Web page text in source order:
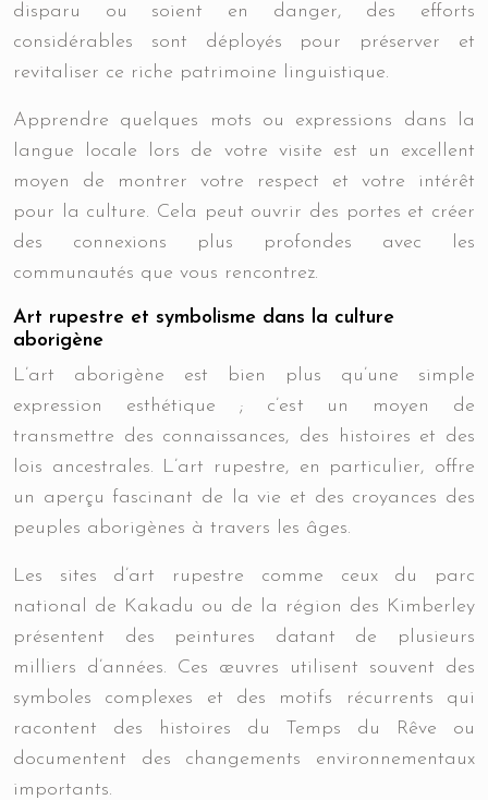
disparu ou soient en danger, des efforts
considérables sont déployés pour préserver et
revitaliser ce riche patrimoine linguistique.
Apprendre quelques mots ou expressions dans la
langue locale lors de votre visite est un excellent
moyen de montrer votre respect et votre intérêt
pour la culture. Cela peut ouvrir des portes et créer
des connexions plus profondes avec les
communautés que vous rencontrez.
Art rupestre et symbolisme dans la culture
aborigène
L’art aborigène est bien plus qu’une simple
expression esthétique ; c’est un moyen de
transmettre des connaissances, des histoires et des
lois ancestrales. L’art rupestre, en particulier, offre
un aperçu fascinant de la vie et des croyances des
peuples aborigènes à travers les âges.
Les sites d’art rupestre comme ceux du parc
national de Kakadu ou de la région des Kimberley
présentent des peintures datant de plusieurs
milliers d’années. Ces œuvres utilisent souvent des
symboles complexes et des motifs récurrents qui
racontent des histoires du Temps du Rêve ou
documentent des changements environnementaux
importants.